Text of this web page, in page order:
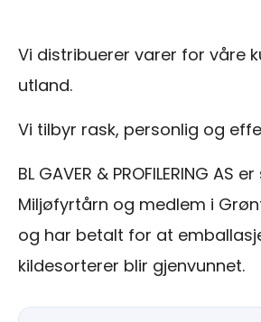
Vi distribuerer varer for våre
utland.
Vi tilbyr rask, personlig og
BL GAVER & PROFILERING AS
Miljøfyrtårn og medlem i
og har betalt for at
kildesorterer blir gjenvunnet.